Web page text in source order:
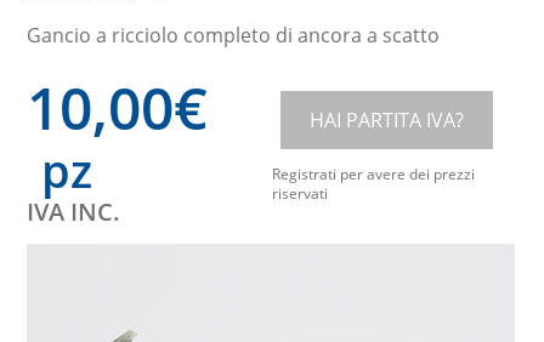
Gancio a ricciolo completo di ancora a scatto
10,00€
pz
IVA INC.
HAI PARTITA IVA?
Registrati per avere dei prezzi
riservati